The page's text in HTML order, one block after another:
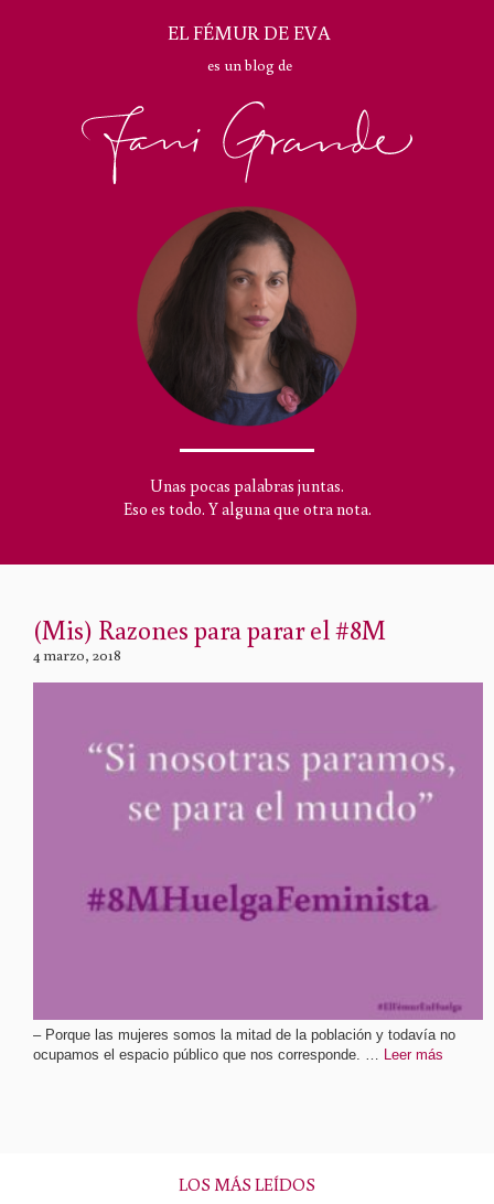
EL FÉMUR DE EVA
es un blog de
Unas pocas palabras juntas.
Eso es todo. Y alguna que otra nota.
(Mis) Razones para parar el #8M
4 marzo, 2018
– Porque las mujeres somos la mitad de la población y todavía no
ocupamos el espacio público que nos corresponde. … Leer más
LOS MÁS LEÍDOS